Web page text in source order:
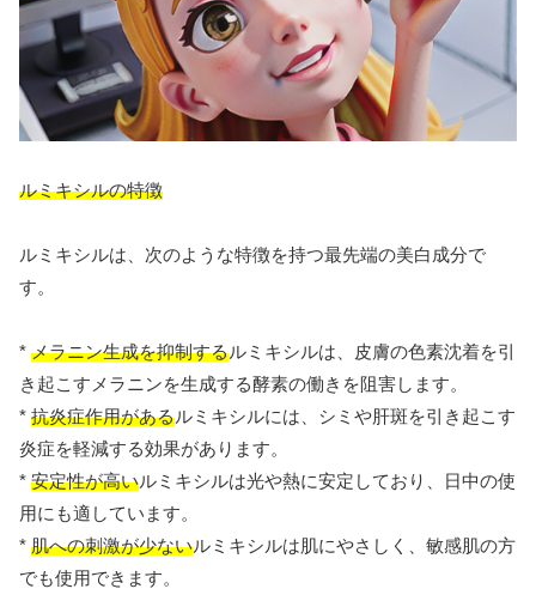
ルミキシルの特徴
ルミキシルは、次のような特徴を持つ最先端の美白成分で
す。
* メラニン生成を抑制するルミキシルは、皮膚の色素沈着を引
き起こすメラニンを生成する酵素の働きを阻害します。
* 抗炎症作用があるルミキシルには、シミや肝斑を引き起こす
炎症を軽減する効果があります。
* 安定性が高いルミキシルは光や熱に安定しており、日中の使
用にも適しています。
* 肌への刺激が少ないルミキシルは肌にやさしく、敏感肌の方
でも使用できます。